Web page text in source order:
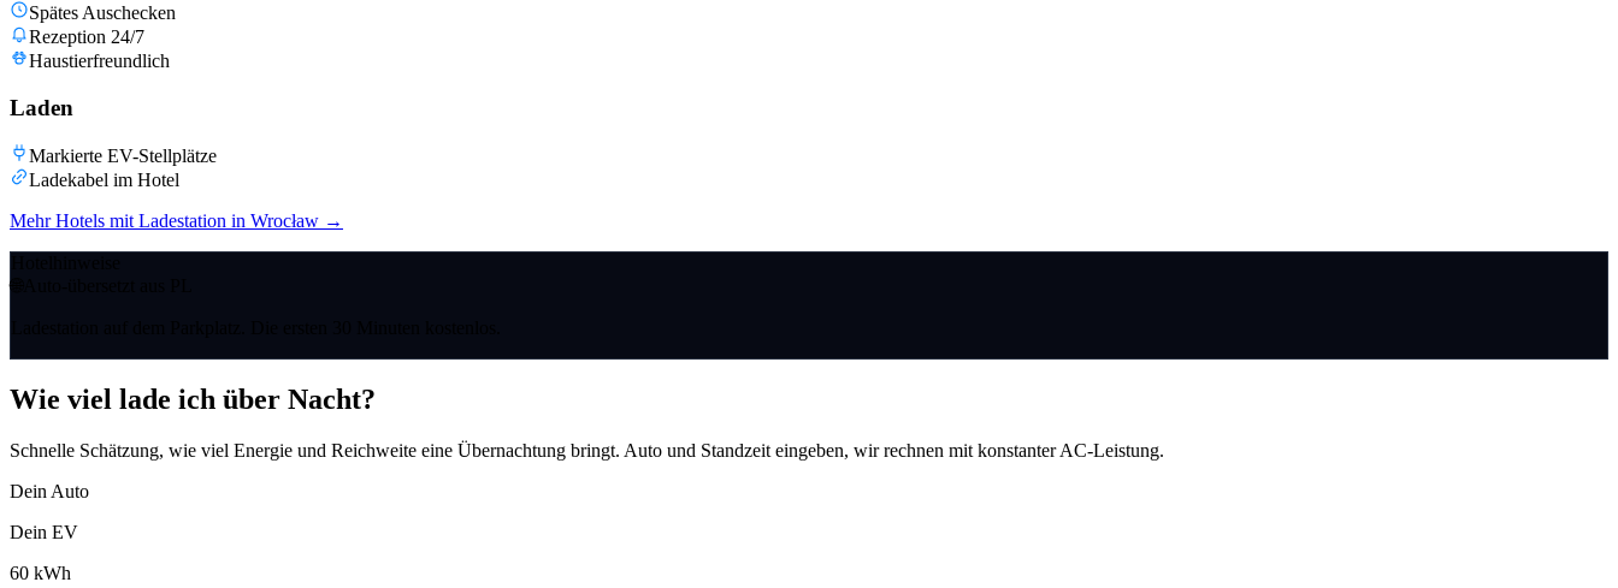
Spätes Auschecken
Rezeption 24/7
Haustierfreundlich
Laden
Markierte EV-Stellplätze
Ladekabel im Hotel
Mehr Hotels mit Ladestation in Wrocław →
Wie viel lade ich über Nacht?
Schnelle Schätzung, wie viel Energie und Reichweite eine Übernachtung bringt. Auto und Standzeit eingeben, wir rechnen mit konstanter AC-Leistung.
Dein Auto
Dein EV
60 kWh